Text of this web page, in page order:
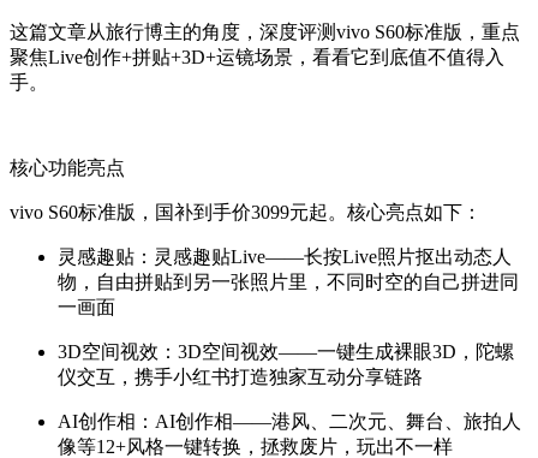
这篇文章从旅行博主的角度，深度评测vivo S60标准版，重点
聚焦Live创作+拼贴+3D+运镜场景，看看它到底值不值得入
手。
核心功能亮点
vivo S60标准版，国补到手价3099元起。核心亮点如下：
灵感趣贴 ：灵感趣贴Live——长按Live照片抠出动态人
物，自由拼贴到另一张照片里，不同时空的自己拼进同
一画面
3D空间视效 ：3D空间视效——一键生成裸眼3D，陀螺
仪交互，携手小红书打造独家互动分享链路
AI创作相 ：AI创作相——港风、二次元、舞台、旅拍人
像等12+风格一键转换，拯救废片，玩出不一样